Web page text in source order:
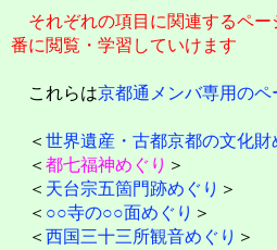
それぞれの項目に関連するペ
番に閲覧・学習していけます
これらは京都通メンバ専用のペ
＜ 世界遺産・古都京都の文化財
＜ 都七福神めぐり ＞
＜ 天台宗五箇門跡めぐり ＞
＜ ○○寺の○○面めぐり ＞
＜ 西国三十三所観音めぐり ＞